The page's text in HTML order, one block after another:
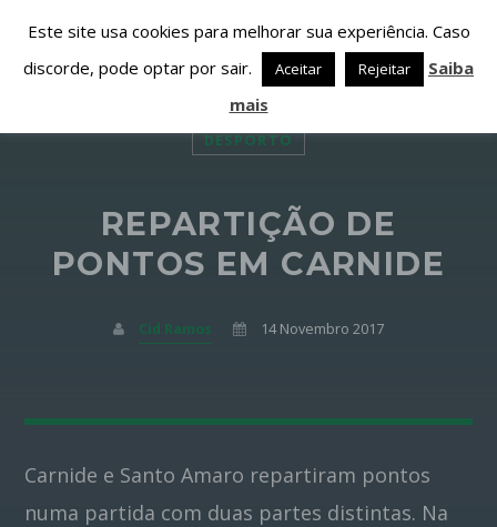
PESQUISAR NESTE WEBSITE:
PARTILHAR ESTA PÁGINA EM:
Twitter
Google+
DESPORTO
REPARTIÇÃO DE
PONTOS EM CARNIDE
Cid Ramos 14 Novembro 2017
Carnide e Santo Amaro repartiram pontos
numa partida com duas partes distintas. Na
Este site usa cookies para melhorar sua experiência. Caso
discorde, pode optar por sair.
Aceitar Rejeitar
Saiba
mais